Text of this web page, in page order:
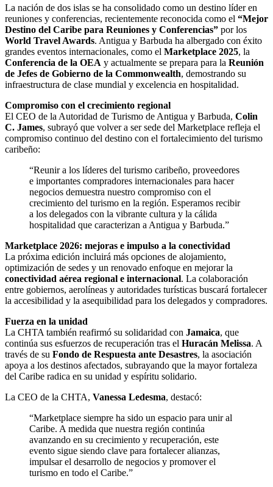
La nación de dos islas se ha consolidado como un destino líder en
reuniones y conferencias, recientemente reconocida como el “Mejor
Destino del Caribe para Reuniones y Conferencias” por los
World Travel Awards. Antigua y Barbuda ha albergado con éxito
grandes eventos internacionales, como el Marketplace 2025, la
Conferencia de la OEA y actualmente se prepara para la Reunión
de Jefes de Gobierno de la Commonwealth, demostrando su
infraestructura de clase mundial y excelencia en hospitalidad.
Compromiso con el crecimiento regional
El CEO de la Autoridad de Turismo de Antigua y Barbuda, Colin
C. James, subrayó que volver a ser sede del Marketplace refleja el
compromiso continuo del destino con el fortalecimiento del turismo
caribeño:
“Reunir a los líderes del turismo caribeño, proveedores
e importantes compradores internacionales para hacer
negocios demuestra nuestro compromiso con el
crecimiento del turismo en la región. Esperamos recibir
a los delegados con la vibrante cultura y la cálida
hospitalidad que caracterizan a Antigua y Barbuda.”
Marketplace 2026: mejoras e impulso a la conectividad
La próxima edición incluirá más opciones de alojamiento,
optimización de sedes y un renovado enfoque en mejorar la
conectividad aérea regional e internacional. La colaboración
entre gobiernos, aerolíneas y autoridades turísticas buscará fortalecer
la accesibilidad y la asequibilidad para los delegados y compradores.
Fuerza en la unidad
La CHTA también reafirmó su solidaridad con Jamaica, que
continúa sus esfuerzos de recuperación tras el Huracán Melissa. A
través de su Fondo de Respuesta ante Desastres, la asociación
apoya a los destinos afectados, subrayando que la mayor fortaleza
del Caribe radica en su unidad y espíritu solidario.
La CEO de la CHTA, Vanessa Ledesma, destacó:
“Marketplace siempre ha sido un espacio para unir al
Caribe. A medida que nuestra región continúa
avanzando en su crecimiento y recuperación, este
evento sigue siendo clave para fortalecer alianzas,
impulsar el desarrollo de negocios y promover el
turismo en todo el Caribe.”